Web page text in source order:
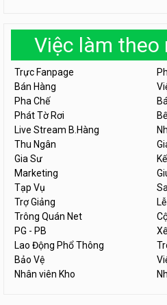
Việc làm theo
Trực Fanpage
Bán Hàng
Pha Chế
Phát Tờ Rơi
Live Stream B.Hàng
Thu Ngân
Gia Sư
Marketing
Tạp Vụ
Trợ Giảng
Trông Quán Net
PG - PB
Lao Động Phổ Thông
Bảo Vệ
Nhân viên Kho